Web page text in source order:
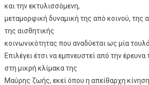
και την εκτυλισσόμενη,
μεταμορφική δυναμική της από κοινού, της
της αισθητικής
κοινωνικότητας που αναδύεται ως μία
Επιλέγει έτσι να εμπνευστεί από την
στη μικρή κλίμακα της
Μαύρης ζωής, εκεί όπου η απείθαρχη